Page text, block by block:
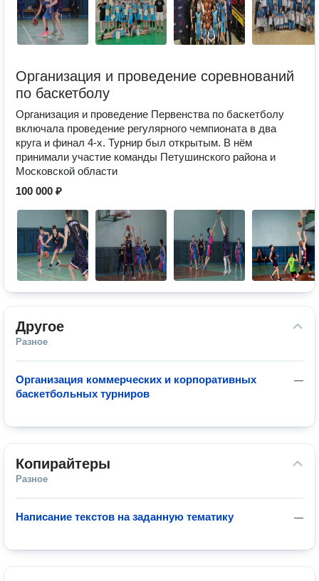
Организация и проведение соревнований
по баскетболу
Организация и проведение Первенства по баскетболу
включала проведение регулярного чемпионата в два
круга и финал 4-х. Турнир был открытым. В нём
принимали участие команды Петушинского района и
Московской области
100 000 ₽
Другое
Разное
—
Организация коммерческих и корпоративных
баскетбольных турниров
Копирайтеры
Разное
—
Написание текстов на заданную тематику